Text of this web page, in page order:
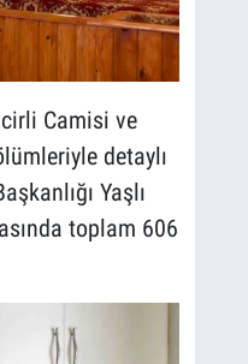
Camisi ve
detaylı
Yaşlı
toplam 606